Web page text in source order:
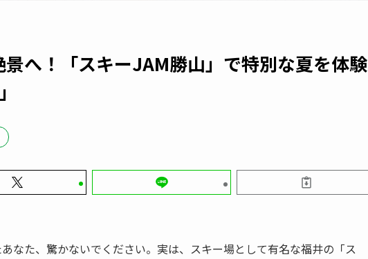
景へ！「スキーJAM勝山」で特別な夏を体験
なた、驚かないでください。実は、スキー場として有名な福井の「ス